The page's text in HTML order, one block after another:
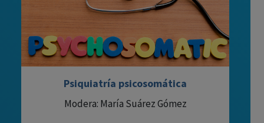
Psiquiatría psicosomática
Modera: María Suárez Gómez